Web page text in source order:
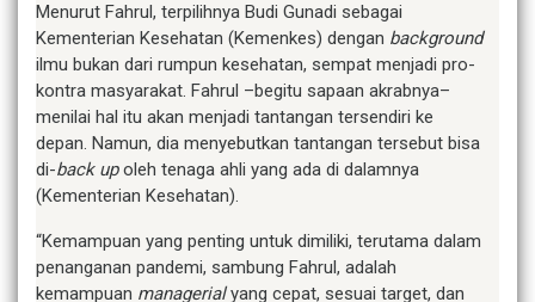
Menurut Fahrul, terpilihnya Budi Gunadi sebagai
Kementerian Kesehatan (Kemenkes) dengan background
ilmu bukan dari rumpun kesehatan, sempat menjadi pro-
kontra masyarakat. Fahrul –begitu sapaan akrabnya–
menilai hal itu akan menjadi tantangan tersendiri ke
depan. Namun, dia menyebutkan tantangan tersebut bisa
di-back upoleh tenaga ahli yang ada di dalamnya
(Kementerian Kesehatan).
“Kemampuan yang penting untuk dimiliki, terutama dalam
penanganan pandemi, sambung Fahrul, adalah
kemampuan managerialyang cepat, sesuai target, dan